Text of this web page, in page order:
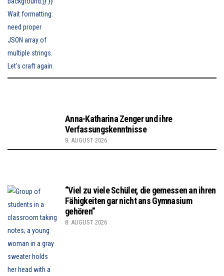
Anna-Katharina Zenger und ihre
Verfassungskenntnisse
8. AUGUST 2026
“Viel zu viele Schüler, die gemessen an ihren
Fähigkeiten gar nicht ans Gymnasium
gehören”
8. AUGUST 2026